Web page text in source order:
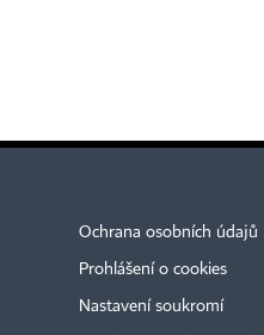
Ochrana osobních údajů
Prohlášení o cookies
Nastavení soukromí